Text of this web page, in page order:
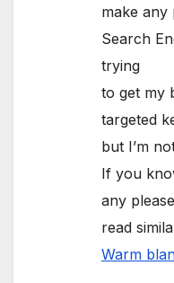
make any
Search
trying
to get my
targeted
but I’m
If you
any
read
Warm